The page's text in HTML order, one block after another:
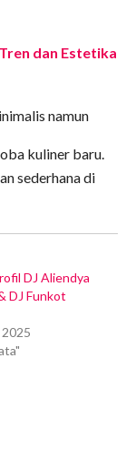
dan Estetika
namun
kuliner baru.
sederhana di
DJ Aliendya
DJ Funkot